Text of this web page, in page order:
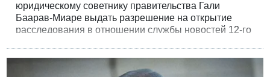
юридическому советнику правительства Гали
Баарав-Миаре выдать разрешение на открытие
расследования в отношении службы новостей 12-го
операции против Ирана «Львиный рык».